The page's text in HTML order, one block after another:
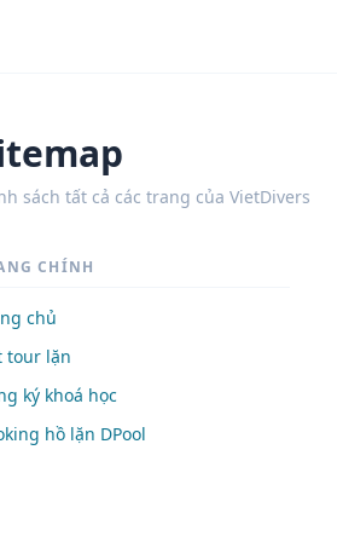
sách tất cả các trang của VietDivers
CHÍNH
chủ
tour lặn
ký khoá học
hồ lặn DPool